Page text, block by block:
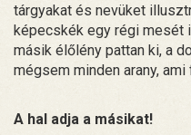
tárgyakat és nevüket
képecskék egy régi mesét
másik élőlény pattan ki, a
mégsem minden arany, ami
A hal adja a másikat!